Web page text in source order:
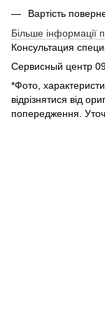
Вартість
Більше інформації
Консультация
Сервисный центр
*Фото,
відрізнятися від
попередження.